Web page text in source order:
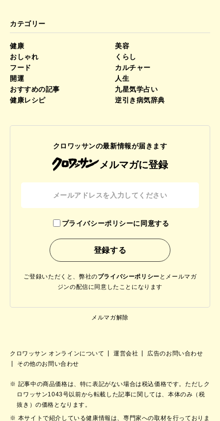
カテゴリー
健康
美容
おしゃれ
くらし
フード
カルチャー
開運
人生
おすすめの記事
九星気学占い
健康レシピ
逆引き病気辞典
クロワッサンの最新情報が届きます
メルマガに登録
プライバシーポリシーに同意する
ご登録いただくと、弊社のプライバシーポリシー と メールマガ
ジンの配信に同意したことになります
メルマガ解除
クロワッサン オンラインについて 運営会社
広告のお問い合わせ
その他のお問い合わせ
記事中の商品価格は、特に表記がない場合は税込価格です。ただしク
ロワッサン1043号以前から転載した記事に関しては、本体のみ（税
抜き）の価格となります。
本サイトで紹介している健康情報は、専門家への取材を行っておりま